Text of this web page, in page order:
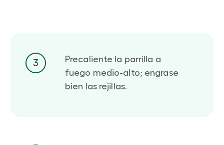
3
Precaliente la parrilla a
fuego medio-alto; engrase
bien las rejillas.